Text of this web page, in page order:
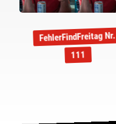
FehlerFindFreitag Nr.
111